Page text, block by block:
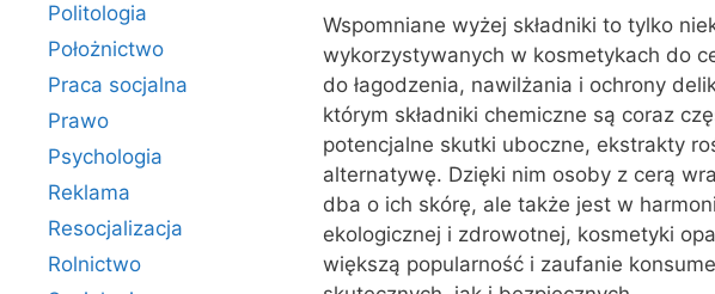
Wspomniane wyżej składniki to tylko
wykorzystywanych w kosmetykach do
do łagodzenia, nawilżania i ochrony
którym składniki chemiczne są coraz
potencjalne skutki uboczne, ekstrakty
alternatywę. Dzięki nim osoby z cerą
dba o ich skórę, ale także jest w
ekologicznej i zdrowotnej, kosmetyki
większą popularność i zaufanie
Politologia
Położnictwo
Praca socjalna
Prawo
Psychologia
Reklama
Resocjalizacja
Rolnictwo